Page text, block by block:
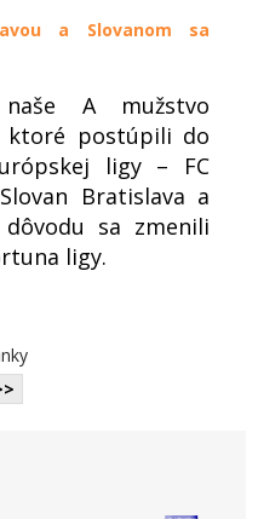
a Slovanom sa
A mužstvo
postúpili do
ligy – FC
Bratislava a
sa zmenili
ligy.